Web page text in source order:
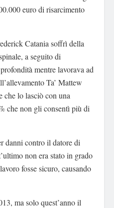
euro di risarcimento
Catania soffrì della
a seguito di
mentre lavorava ad
Ta’ Mattew
che lo lasciò con una
che non gli consentì più di
danni contro il datore di
non era stato in grado
fosse sicuro, causando
ma solo quest’anno il